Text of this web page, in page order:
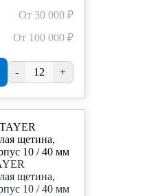
От 30 000 ₽
От 100 000 ₽
- +
щетина,
10 / 40 мм